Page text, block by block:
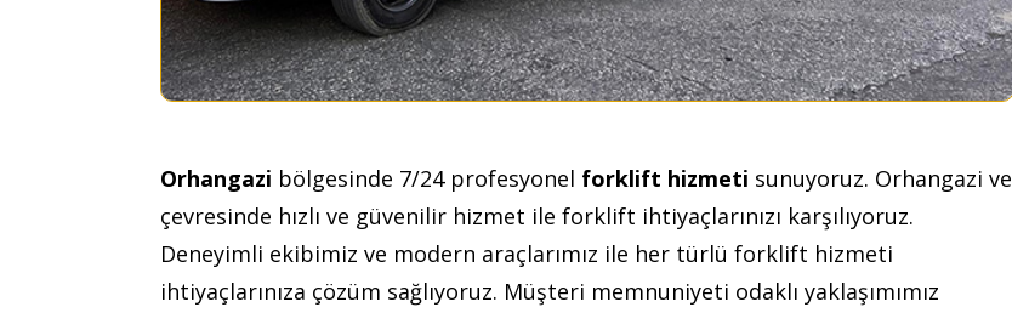
Orhangazi bölgesinde 7/24 profesyonel forklift hizmeti sunuyoruz. Orhangazi ve
çevresinde hızlı ve güvenilir hizmet ile forklift ihtiyaçlarınızı karşılıyoruz.
Deneyimli ekibimiz ve modern araçlarımız ile her türlü forklift hizmeti
ihtiyaçlarınıza çözüm sağlıyoruz. Müşteri memnuniyeti odaklı yaklaşımımız